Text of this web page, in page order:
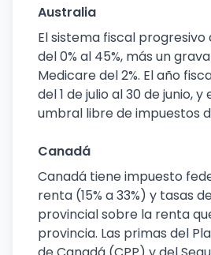
Australia
El sistema fiscal progresivo
del 0% al 45%, más un
Medicare del 2%. El año
del 1 de julio al 30 de junio,
umbral libre de impuestos
Canadá
Canadá tiene impuesto
renta (15% a 33%) y tasas
provincial sobre la renta
provincia. Las primas del